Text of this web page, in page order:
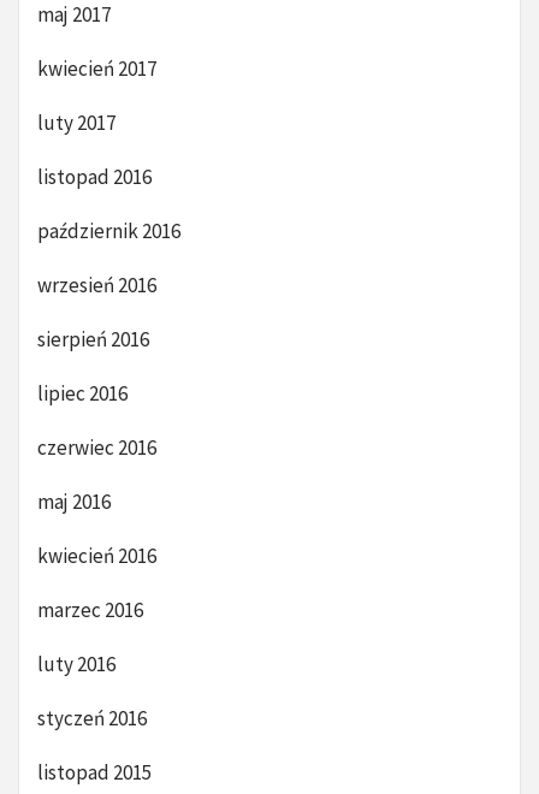
maj 2017
kwiecień 2017
luty 2017
listopad 2016
październik 2016
wrzesień 2016
sierpień 2016
lipiec 2016
czerwiec 2016
maj 2016
kwiecień 2016
marzec 2016
luty 2016
styczeń 2016
listopad 2015